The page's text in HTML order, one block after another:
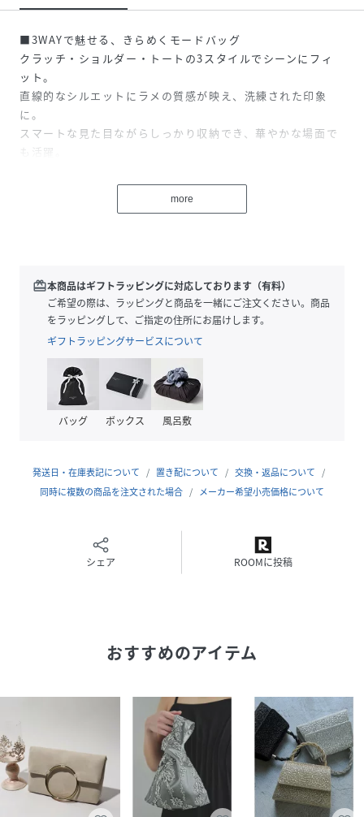
■3WAYで魅せる、きらめくモードバッグ
クラッチ・ショルダー・トートの3スタイルでシーンにフィ
ット。
直線的なシルエットにラメの質感が映え、洗練された印象
に。
スマートな見た目ながらしっかり収納でき、華やかな場面で
も活躍。
■素材：表地 ポリウレタン…100%
裏地 ポリエステル…100%
■付属品：チェーン1本
120cm
性別タイプ レディース
中国
裏地 ポリエステル 100%
488251832-3133-Zni-XXS QF6239
more
redeem本商品はギフトラッピングに対応しております（有料）
ご希望の際は、ラッピングと商品を一緒にご注文ください。商品
をラッピングして、ご指定の住所にお届けします。
ギフトラッピングサービスについて
バッグ ボックス 風呂敷
発送日・在庫表記について 置き配について
交換・返品について
同時に複数の商品を注文された場合
メーカー希望小売価格について
シェア ROOMに投稿
おすすめのアイテム